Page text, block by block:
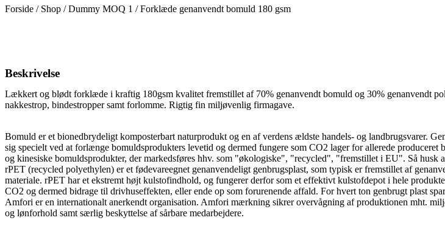
Forside / Shop /Dummy MOQ 1 /Forklæde genanvendt bomuld 180 gsm
Beskrivelse
Lækkert og blødt forklæde i kraftig 180gsm kvalitet fremstillet af 70% genanvendt bomuld og 30% genanvendt
nakkestrop, bindestropper samt forlomme. Rigtig fin miljøvenlig firmagave.
Bomuld er et bionedbrydeligt komposterbart naturprodukt og en af verdens ældste handels- og landbrugsvarer.
sig specielt ved at forlænge bomuldsprodukters levetid og dermed fungere som CO2 lager for allerede
og kinesiske bomuldsprodukter, der markedsføres hhv. som "økologiske", "recycled", "fremstillet i EU". Så
rPET (recycled polyethylen) er et fødevareegnet genanvendeligt genbrugsplast, som typisk er fremstillet af
materiale. rPET har et ekstremt højt kulstofindhold, og fungerer derfor som et effektivt kulstofdepot i hele
CO2 og dermed bidrage til drivhuseffekten, eller ende op som forurenende affald. For hvert ton genbrugt plast
Amfori er en internationalt anerkendt organisation. Amfori mærkning sikrer overvågning af produktionen mht.
og lønforhold samt særlig beskyttelse af sårbare medarbejdere.